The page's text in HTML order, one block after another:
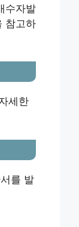
수자발
참고하
세한
를 발